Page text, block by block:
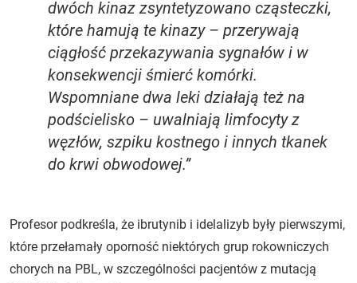
dwóch kinaz zsyntetyzowano cząsteczki,
które hamują te kinazy – przerywają
ciągłość przekazywania sygnałów i w
konsekwencji śmierć komórki.
Wspomniane dwa leki działają też na
podścielisko – uwalniają limfocyty z
węzłów, szpiku kostnego i innych tkanek
do krwi obwodowej.”
Profesor podkreśla, że ibrutynib i idelalizyb były pierwszymi,
które przełamały oporność niektórych grup rokowniczych
chorych na PBL, w szczególności pacjentów z mutacją